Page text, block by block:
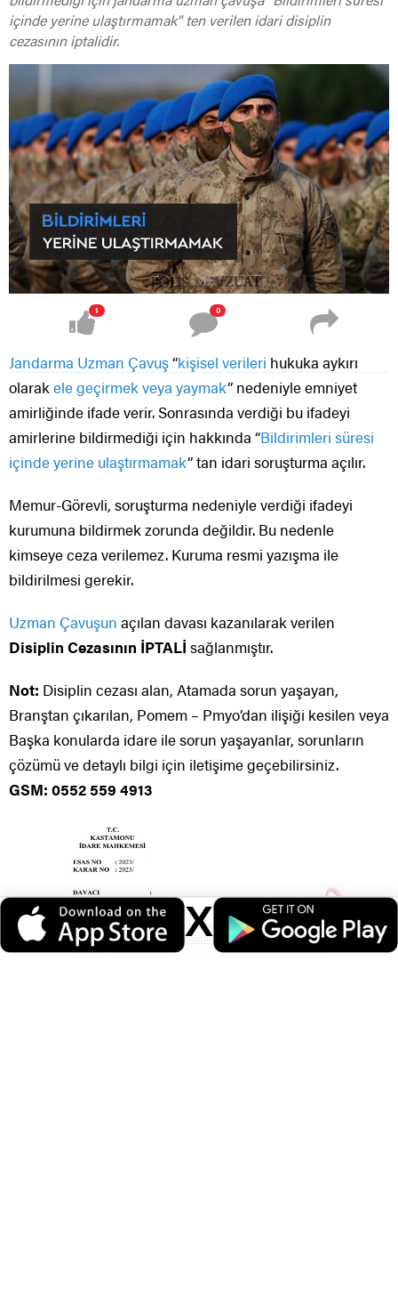
içinde yerine ulaştırmamak" ten verilen idari disiplin
cezasının iptalidir.
1 0
Jandarma Uzman Çavuş“kişisel verileri hukuka aykırı
olarakele geçirmek veya yaymak” nedeniyle emniyet
amirliğinde ifade verir. Sonrasında verdiği bu ifadeyi
amirlerine bildirmediği için hakkında “Bildirimleri süresi
içinde yerine ulaştırmamak” tan idari soruşturma açılır.
Memur-Görevli, soruşturma nedeniyle verdiği ifadeyi
kurumuna bildirmek zorunda değildir. Bu nedenle
kimseye ceza verilemez. Kuruma resmi yazışma ile
bildirilmesi gerekir.
Uzman Çavuşun açılan davası kazanılarak verilen
Disiplin Cezasının İPTALİ sağlanmıştır.
Not: Disiplin cezası alan, Atamada sorun yaşayan,
Branştan çıkarılan, Pomem – Pmyo’dan ilişiği kesilen veya
Başka konularda idare ile sorun yaşayanlar, sorunların
çözümü ve detaylı bilgi için iletişime geçebilirsiniz.
GSM: 0552 559 4913
X
Veri politikasındaki amaçlarla sınırlı ve mevzuata uygun şekilde çerez
konumlandırmaktayız. Detaylar içinveri politikamızıinceleyebilirsiniz.